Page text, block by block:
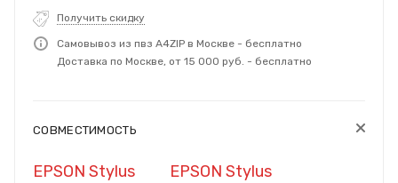
Получить скидку
Самовывоз из пвз A4ZIP в Москве - бесплатно
Доставка по Москве, от 15 000 руб. - бесплатно
СОВМЕСТИМОСТЬ
EPSON Stylus
EPSON Stylus